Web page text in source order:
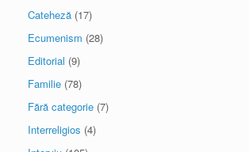
Cateheză (17)
Ecumenism (28)
Editorial (9)
Familie (78)
Fără categorie (7)
Interreligios (4)